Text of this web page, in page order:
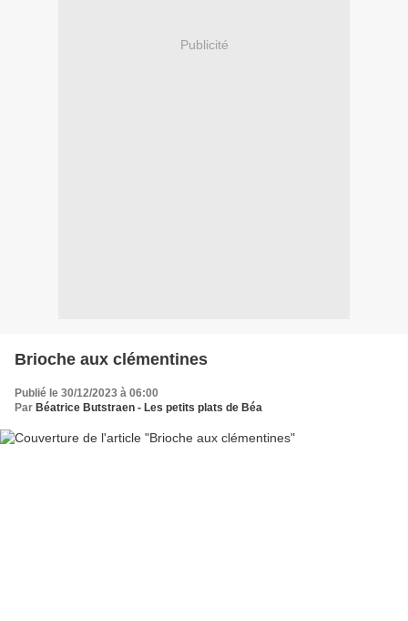
Publicité
Brioche aux clémentines
Publié le 30/12/2023 à 06:00
Par Béatrice Butstraen - Les petits plats de Béa